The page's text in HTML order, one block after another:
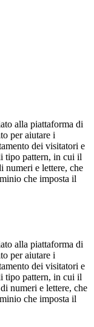
alla piattaforma di
per aiutare i
dei visitatori e
tipo pattern, in cui il
numeri e lettere, che
che imposta il
alla piattaforma di
per aiutare i
dei visitatori e
tipo pattern, in cui il
numeri e lettere, che
che imposta il